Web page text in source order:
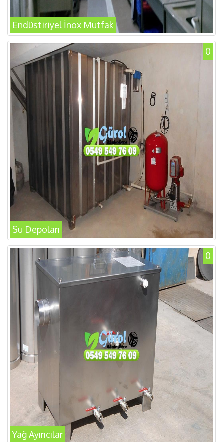
Endüstiriyel İnox Mutfak
0
Su Depoları
0
Yağ Ayırıcılar